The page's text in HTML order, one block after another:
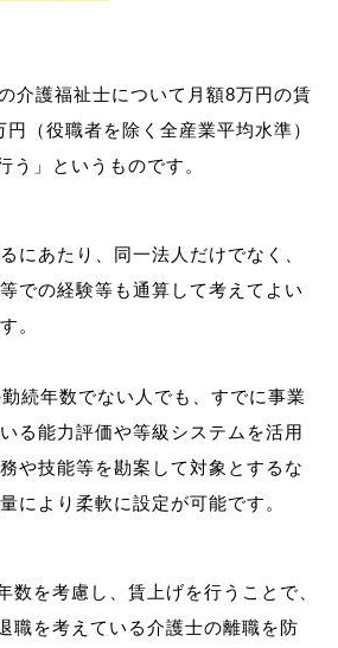
介護福祉士について月額8万円の賃
円（役職者を除く全産業平均水準）
にあたり、同一法人だけでなく、
での経験等も通算して考えてよい
。
続年数でない人でも、すでに事業
る能力評価や等級システムを活用
や技能等を勘案して対象とするな
により柔軟に設定が可能です。
数を考慮し、賃上げを行うことで、
職を考えている介護士の離職を防